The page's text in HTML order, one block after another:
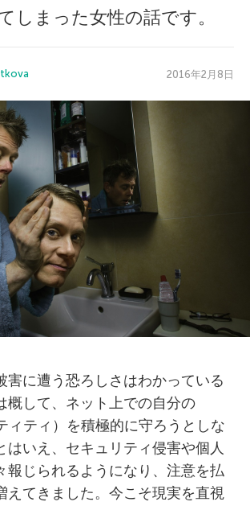
しまった女性の話です。
2016年2月8日
害に遭う恐ろしさはわかっている
概して、ネット上での自分の
ィティ）を積極的に守ろうとしな
はいえ、セキュリティ侵害や個人
報じられるようになり、注意を払
えてきました。今こそ現実を直視